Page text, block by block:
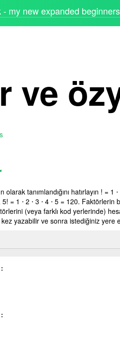
- my new expanded
ve
tanımlandığını hatırlayın ! = 1 ⋅
5! = 1 ⋅ 2 ⋅ 3 ⋅ 4 ⋅ 5 = 120. Faktörlerin
(veya farklı kod yerlerinde)
yazabilir ve sonra istediğiniz yere
:
: